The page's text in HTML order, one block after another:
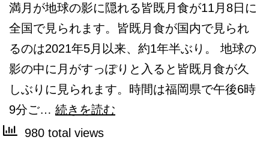
満月が地球の影に隠れる皆既月食が11月8日に
全国で見られます。皆既月食が国内で見られ
るのは2021年5月以来、約1年半ぶり。 地球の
影の中に月がすっぽりと入ると皆既月食が久
しぶりに見られます。時間は福岡県で午後6時
9分ご… 続きを読む
980 total views